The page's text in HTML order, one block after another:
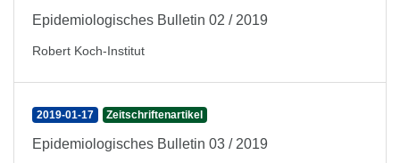
Epidemiologisches Bulletin 02 / 2019
Robert Koch-Institut
2019-01-17 Zeitschriftenartikel
Epidemiologisches Bulletin 03 / 2019